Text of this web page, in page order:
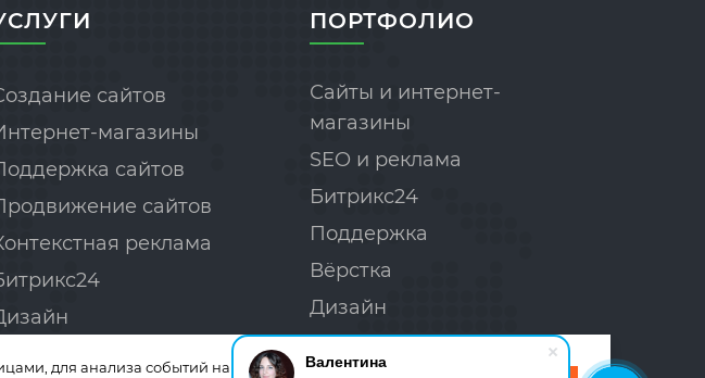
Валентина
сайтов
магазины
сайтов
сайтов
реклама
ПОРТФОЛИО
Сайты и интернет-
магазины
SEO и реклама
Битрикс24
Поддержка
Вёрстка
Дизайн
для анализа событий на нашем веб-сайте,